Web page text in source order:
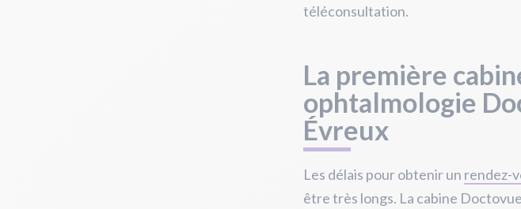
téléconsultation.
La première
ophtalmologie
Évreux
Les délais pour obtenir un rendez-
être très longs. La cabine